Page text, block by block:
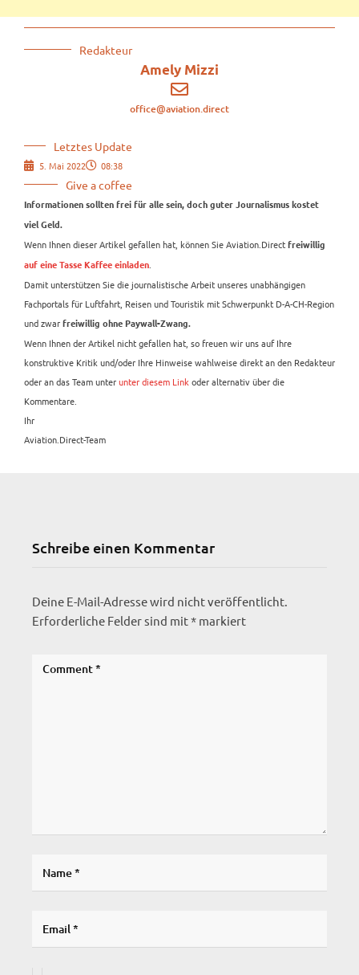
Redakteur
Amely Mizzi
office@aviation.direct
Letztes Update
5. Mai 2022 08:38
Give a coffee
Informationen sollten frei für alle sein, doch guter Journalismus kostet
viel Geld.
Wenn Ihnen dieser Artikel gefallen hat, können Sie Aviation.Direct freiwillig
auf eine Tasse Kaffee einladen
Damit unterstützen Sie die journalistische Arbeit unseres unabhängigen
Fachportals für Luftfahrt, Reisen und Touristik mit Schwerpunkt D-A-CH-Region
und zwar freiwillig ohne Paywall-Zwang.
Wenn Ihnen der Artikel nicht gefallen hat, so freuen wir uns auf Ihre
konstruktive Kritik und/oder Ihre Hinweise wahlweise direkt an den Redakteur
oder an das Team unterunter diesem Link oder alternativ über die
Kommentare.
Ihr
Aviation.Direct-Team
Schreibe einen Kommentar
Deine E-Mail-Adresse wird nicht veröffentlicht.
Erforderliche Felder sind mit* markiert